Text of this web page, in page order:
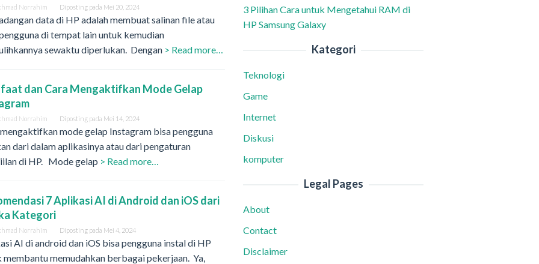
Norrahim Diposting pada Mei 20, 2024
data di HP adalah membuat salinan file atau
di tempat lain untuk kemudian
sewaktu diperlukan. Dengan > Read more…
dan Cara Mengaktifkan Mode Gelap
Norrahim Diposting pada Mei 14, 2024
mode gelap Instagram bisa pengguna
dari dalam aplikasinya atau dari pengaturan
di HP. Mode gelap > Read more…
7 Aplikasi AI di Android dan iOS dari
Kategori
Norrahim Diposting pada Mei 4, 2024
AI di android dan iOS bisa pengguna instal di HP
membantu memudahkan berbagai pekerjaan. Ya,
3 Pilihan Cara untuk Mengetahui RAM di
HP Samsung Galaxy
Kategori
Teknologi
Game
Internet
Diskusi
komputer
Legal Pages
About
Contact
Disclaimer